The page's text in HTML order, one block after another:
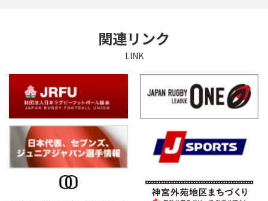
関連リンク
LINK